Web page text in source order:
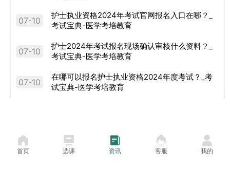
07-10
护士执业资格2024年考试官网报名入口在哪？_
考试宝典-医学考培教育
07-10
护士2024年考试报名现场确认审核什么资料？_
考试宝典-医学考培教育
07-10
在哪可以报名护士执业资格2024年度考试？_考
试宝典-医学考培教育
首页 选课 资讯 客服 我的